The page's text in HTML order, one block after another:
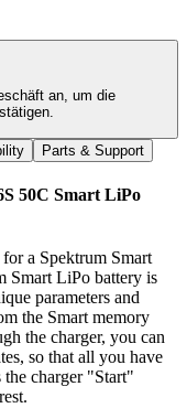
an, um die
Parts & Support
50C Smart LiPo
a Spektrum Smart
Smart LiPo battery is
parameters and
the Smart memory
the charger, you can
so that all you have
the charger "Start"